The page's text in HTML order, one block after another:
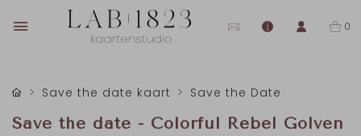
0
Save the date kaart Save the Date
Save the date - Colorful Rebel Golven